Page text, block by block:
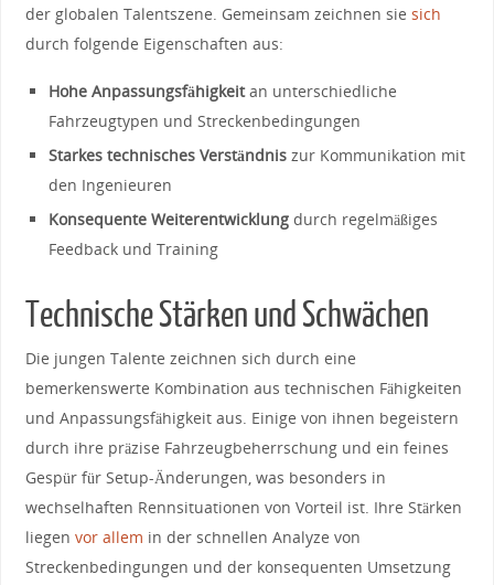
der ⁣globalen​ Talentszene.⁣ Gemeinsam ⁣zeichnen sie sich
durch folgende Eigenschaften aus:
Hohe Anpassungsfähigkeitan unterschiedliche
Fahrzeugtypen ⁢und Streckenbedingungen
Starkes technisches Verständnis zur Kommunikation ‌mit‍
den⁤ Ingenieuren
Konsequente ‌Weiterentwicklung durch regelmäßiges
Feedback und⁤ Training
Technische Stärken ⁢und⁤ Schwächen
Die jungen Talente ​zeichnen sich durch eine
⁤bemerkenswerte Kombination aus technischen Fähigkeiten⁤
und Anpassungsfähigkeit aus. Einige von⁣ ihnen begeistern‍
durch ihre präzise Fahrzeugbeherrschung ⁢und ein feines
Gespür für Setup-Änderungen, was besonders in​
wechselhaften Rennsituationen von Vorteil ist. Ihre⁣ Stärken
liegen vor allem in der schnellen Analyze ⁤von
Streckenbedingungen und der konsequenten Umsetzung​